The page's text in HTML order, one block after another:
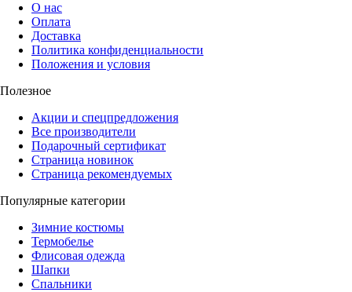
О нас
Оплата
Доставка
Политика конфиденциальности
Положения и условия
Полезное
Акции и спецпредложения
Все производители
Подарочный сертификат
Страница новинок
Страница рекомендуемых
Популярные категории
Зимние костюмы
Термобелье
Флисовая одежда
Шапки
Спальники